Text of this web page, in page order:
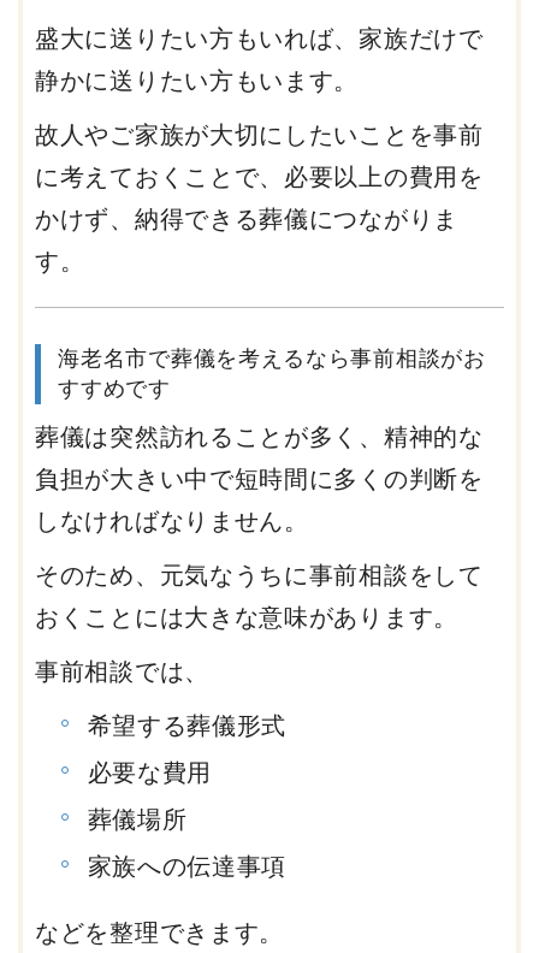
盛大に送りたい方もいれば、家族だけで
静かに送りたい方もいます。
故人やご家族が大切にしたいことを事前
に考えておくことで、必要以上の費用を
かけず、納得できる葬儀につながりま
す。
海老名市で葬儀を考えるなら事前相談がお
すすめです
葬儀は突然訪れることが多く、精神的な
負担が大きい中で短時間に多くの判断を
しなければなりません。
そのため、元気なうちに事前相談をして
おくことには大きな意味があります。
事前相談では、
希望する葬儀形式
必要な費用
葬儀場所
家族への伝達事項
などを整理できます。